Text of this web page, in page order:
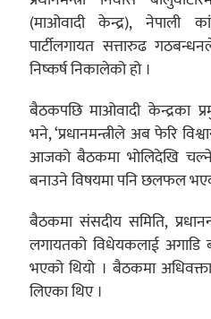
(माओवादी केन्द्र), नेपाली
पार्टीलगायत सत्तारुढ
निष्कर्ष निकालेको हो ।
बैठकपछि माओवादी केन्द्रका
भने, ‘प्रधानमन्त्रीले अब फेरि
आजको बैठकमा भोलिदेखि
बनाउने विषयमा पनि छलफल
बैठकमा संसदीय समिति,
लगायतको विधेयकलाई
भएको थियो । बैठकमा
लिएका थिए ।